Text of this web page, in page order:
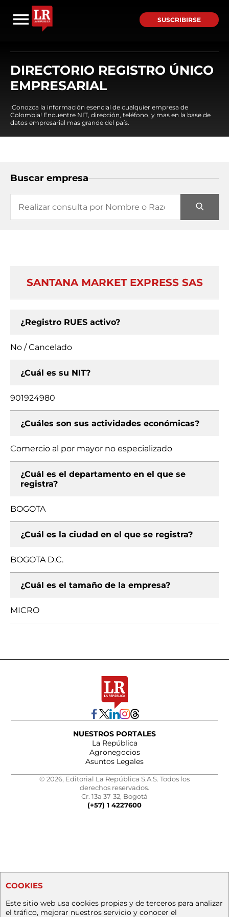
SUSCRIBIRSE
DIRECTORIO REGISTRO ÚNICO
EMPRESARIAL
¡Conozca la información esencial de cualquier empresa de
Colombia! Encuentre NIT, dirección, teléfono, y mas en la base de
datos empresarial mas grande del país.
Buscar empresa
SANTANA MARKET EXPRESS SAS
¿Registro RUES activo?
No / Cancelado
¿Cuál es su NIT?
901924980
¿Cuáles son sus actividades económicas?
Comercio al por mayor no especializado
¿Cuál es el departamento en el que se
registra?
BOGOTA
¿Cuál es la ciudad en el que se registra?
BOGOTA D.C.
¿Cuál es el tamaño de la empresa?
MICRO
NUESTROS PORTALES
La República
Agronegocios
Asuntos Legales
© 2026, Editorial La República S.A.S. Todos los
derechos reservados.
Cr. 13a 37-32, Bogotá
(+57) 1 4227600
COOKIES
Este sitio web usa cookies propias y de terceros para analizar
el tráfico, mejorar nuestros servicio y conocer el